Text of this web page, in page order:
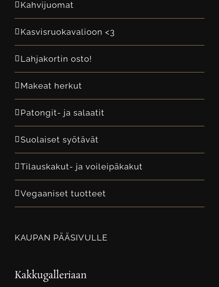
Kahvijuomat
Kasvisruokavalioon <3
Lahjakortin osto!
Makeat herkut
Patongit- ja salaatit
Suolaiset syötävät
Tilauskakut- ja voileipäkakut
Vegaaniset tuotteet
KAUPAN PÄÄSIVULLE
Kakkugalleriaan